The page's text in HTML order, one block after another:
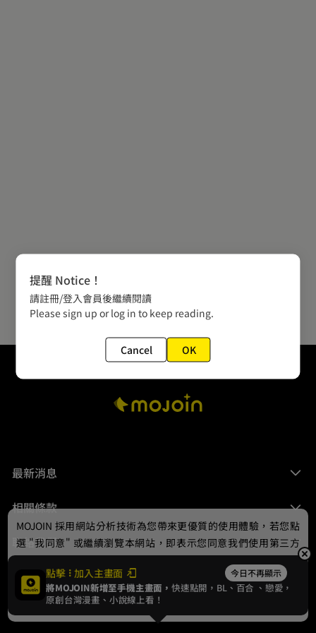
最新消息
相關條款
聯絡我們
© 2024 gamania Digital Entertainment Co., Ltd.
點擊 加入主畫面 今日不再顯示
將MOJOIN新增至手機主畫面，快速點開，BL、 百合 、戀愛，
原創台灣漫畫、小說線上看！
MOJOIN 採用網站分析技術為您帶來更優質的使用體驗，若您點
選 "我同意" 或繼續瀏覽本網站，即表示您同意我們使用第三方
Cookie，欲瞭解更多資訊請見隱私權政策。
我同意
提醒 Notice！
請註冊/登入會員後繼續閱讀
Please sign up or log in to keep reading.
Cancel OK